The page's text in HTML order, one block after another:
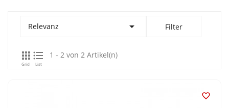
Relevanz  Filter

Grid

List
1 - 2 von 2 Artikel(n)
